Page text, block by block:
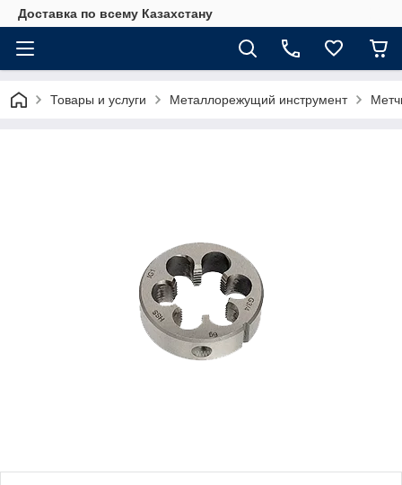
Доставка по всему Казахстану
Товары и услуги Металлорежущий инструмент